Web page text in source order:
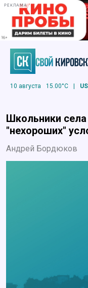
РЕКЛАМА
10 августа 15.00°C |
Школьники
"нехороших"
Андрей Бордюков